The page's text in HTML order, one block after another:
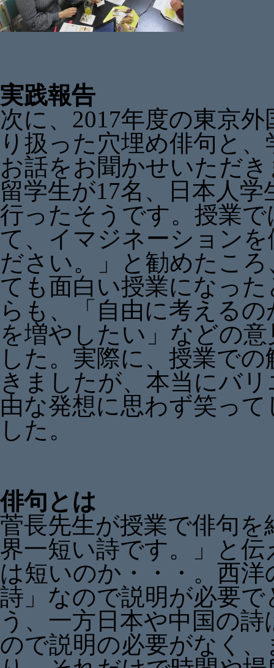
実践報告
次に、2017年度の東京
り扱った穴埋め俳句と
お話をお聞かせいただ
留学生が17名、日本人
行ったそうです。授業
て、イマジネーション
ださい。」と勧めたこ
ても面白い授業になっ
らも、「自由に考える
を増やしたい」などの
した。実際に、授業で
きましたが、本当にバ
由な発想に思わず笑っ
した。
俳句とは
菅長先生が授業で俳句
界一短い詩です。」と
は短いのか・・・。西
詩」なので説明が必要
う、一方日本や中国の
ので説明の必要がなく